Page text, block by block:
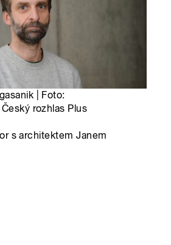
| Foto:
rozhlas Plus
s architektem Janem